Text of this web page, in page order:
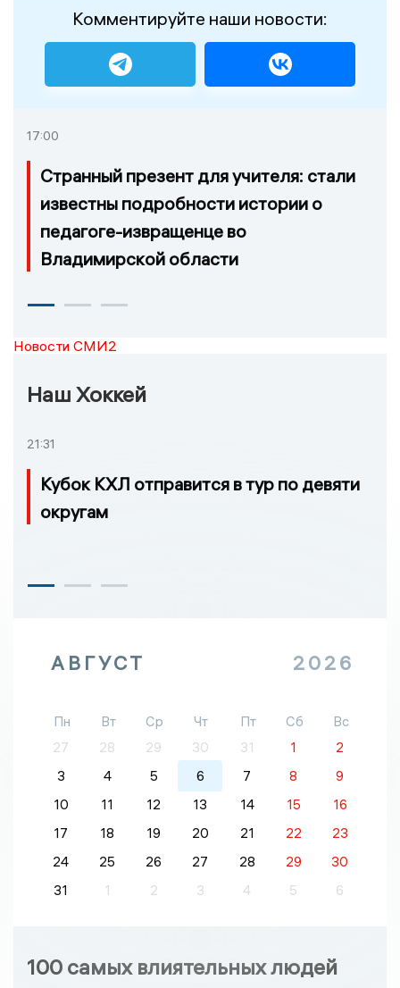
Комментируйте наши новости:
17:00
Странный презент для учителя: стали
известны подробности истории о
педагоге-извращенце во
Владимирской области
Новости СМИ2
Наш Хоккей
21:31
Кубок КХЛ отправится в тур по девяти
округам
АВГУСТ 2026
Пн Вт Ср Чт Пт Сб
Вс
27
28 29 30 31 1
2
3
4 5 6 7 8
9
10
11 12 13 14 15
16
17
18 19 20 21 22
23
24
25 26 27 28 29
30
31
1 2 3 4 5 6
100 самых влиятельных людей